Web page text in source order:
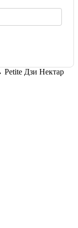
Petite Дзи Нектар